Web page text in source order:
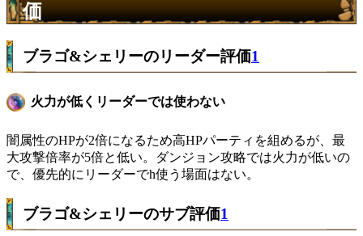
価
ブラゴ&シェリーのリーダー評価1
火力が低くリーダーでは使わない
闇属性のHPが2倍になるため高HPパーティを組めるが、最
大攻撃倍率が5倍と低い。ダンジョン攻略では火力が低いの
で、優先的にリーダーでh使う場面はない。
ブラゴ&シェリーのサブ評価1